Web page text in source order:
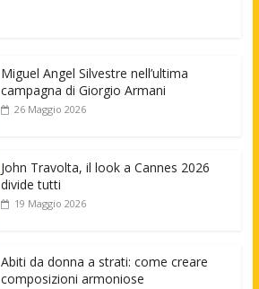
Miguel Angel Silvestre nell’ultima
campagna di Giorgio Armani
26 Maggio 2026
John Travolta, il look a Cannes 2026
divide tutti
19 Maggio 2026
Abiti da donna a strati: come creare
composizioni armoniose